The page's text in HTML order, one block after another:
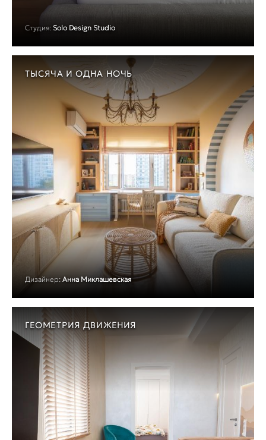
Студия: Solo Design Studio
ТЫСЯЧА И ОДНА НОЧЬ
Дизайнер: Анна Миклашевская
ГЕОМЕТРИЯ ДВИЖЕНИЯ